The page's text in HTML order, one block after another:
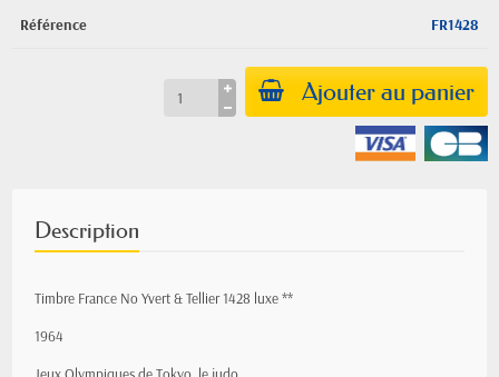
Référence FR1428
Ajouter au panier
Description
Timbre France No Yvert & Tellier 1428 luxe **
1964